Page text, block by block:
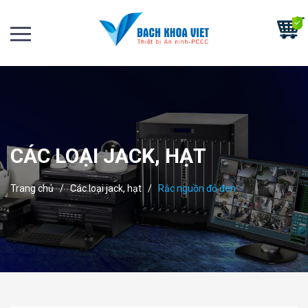
CÁC LOẠI JACK, HẠT
Trang chủ / Các loại jack, hạt / Rắc nguồn đỏ đen